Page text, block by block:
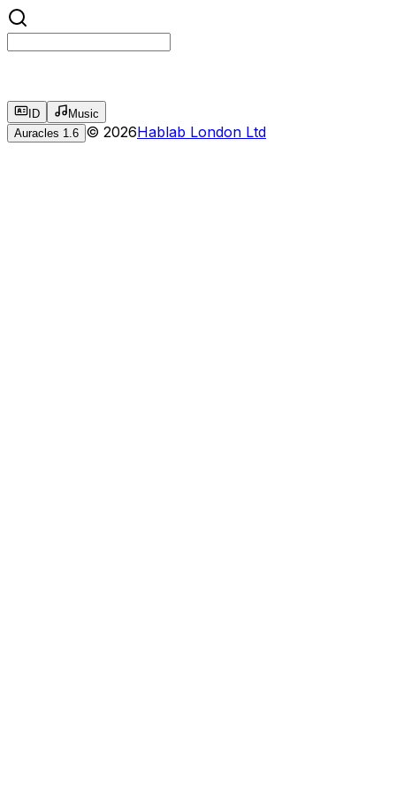
ID
Music
Auracles 1.6 © 2026Hablab London Ltd